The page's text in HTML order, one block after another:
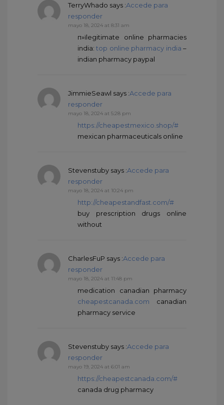
TerryWhado says :Accede para
responder
mayo 18, 2024 at 8:31 am
п»їlegitimate online pharmacies
india:top online pharmacy india –
indian pharmacy paypal
JimmieSeawl says :Accede para
responder
mayo 18, 2024 at 5:28 pm
https://cheapestmexico.shop/#
mexican pharmaceuticals online
Stevenstuby says :Accede para
responder
mayo 18, 2024 at 10:24 pm
http://cheapestandfast.com/#
buy prescription drugs online
without
CharlesFuP says :Accede para
responder
mayo 18, 2024 at 11:48 pm
medication canadian pharmacy
cheapestcanada.com canadian
pharmacy service
Stevenstuby says :Accede para
responder
mayo 19, 2024 at 6:01 am
https://cheapestcanada.com/#
canada drug pharmacy